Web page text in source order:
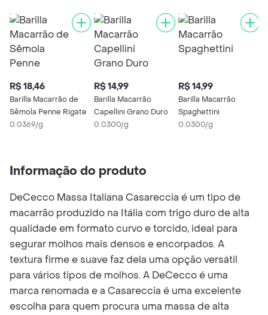
R$ 18,46
Barilla Macarrão de
Sêmola Penne Rigate
0.0369/g
R$ 14,99
Barilla Macarrão
Capellini Grano Duro
0.0300/g
R$ 14,99
Barilla Macarrão
Spaghettini
0.0300/g
Informação do produto
DeCecco Massa Italiana Casareccia é um tipo de
macarrão produzido na Itália com trigo duro de alta
qualidade em formato curvo e torcido, ideal para
segurar molhos mais densos e encorpados. A
textura firme e suave faz dela uma opção versátil
para vários tipos de molhos. A DeCecco é uma
marca renomada e a Casareccia é uma excelente
escolha para quem procura uma massa de alta